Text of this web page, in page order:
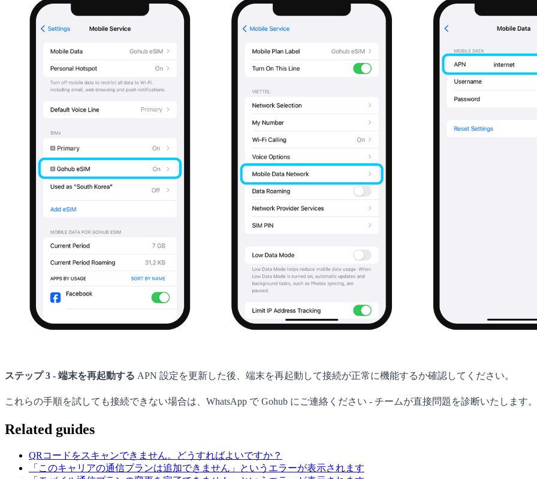
ステップ 3 - 端末を再起動する APN 設定を更新した後、端末を再起動して接続が正常に機能するか確認してください。
これらの手順を試しても接続できない場合は、WhatsApp で Gohub にご連絡ください - チームが直接問題を診断いたします。
Related guides
QRコードをスキャンできません。どうすればよいですか？
「このキャリアの通信プランは追加できません」というエラーが表示されます